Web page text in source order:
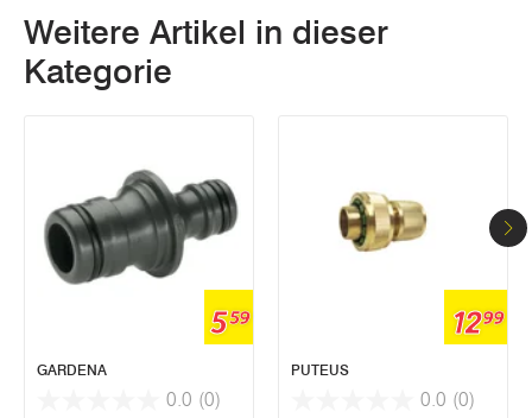
Weitere Artikel in dieser
Kategorie
559
GARDENA
0.0 (0)
1299
PUTEUS
0.0 (0)